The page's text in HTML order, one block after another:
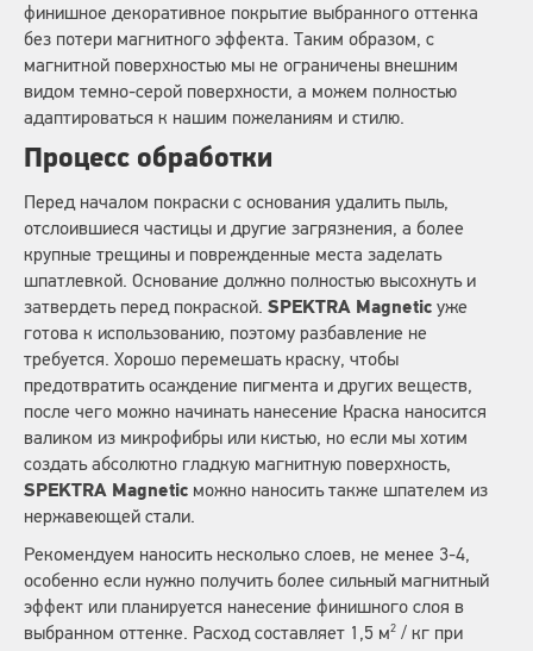
финишное декоративное покрытие выбранного оттенка
без потери магнитного эффекта. Таким образом, с
магнитной поверхностью мы не ограничены внешним
видом темно-серой поверхности, а можем полностью
адаптироваться к нашим пожеланиям и стилю.
Процесс обработки
Перед началом покраски с основания удалить пыль,
отслоившиеся частицы и другие загрязнения, а более
крупные трещины и поврежденные места заделать
шпатлевкой. Основание должно полностью высохнуть и
затвердеть перед покраской. SPEKTRA Magnetic уже
готова к использованию, поэтому разбавление не
требуется. Хорошо перемешать краску, чтобы
предотвратить осаждение пигмента и других веществ,
после чего можно начинать нанесение Краска наносится
валиком из микрофибры или кистью, но если мы хотим
создать абсолютно гладкую магнитную поверхность,
SPEKTRA Magnetic можно наносить также шпателем из
нержавеющей стали.
Рекомендуем наносить несколько слоев, не менее 3-4,
особенно если нужно получить более сильный магнитный
эффект или планируется нанесение финишного слоя в
выбранном оттенке. Расход составляет 1,5 м2 / кг при